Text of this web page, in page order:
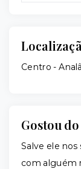
Centro -
Gostou
Salve ele
com alguém